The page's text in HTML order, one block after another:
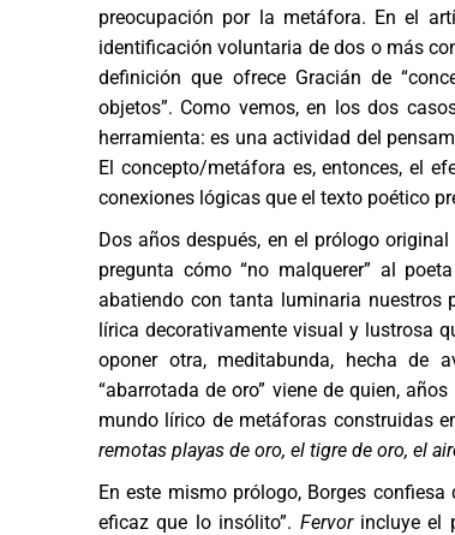
preocupación por la metáfora. En el
identificación voluntaria de dos o más
definición que ofrece Gracián de
objetos”. Como vemos, en los dos
herramienta: es una actividad del
El concepto/metáfora es, entonces, el
conexiones lógicas que el texto poético
Dos años después, en el prólogo original
pregunta cómo “no malquerer” al
abatiendo con tanta luminaria nuestros
lírica decorativamente visual y lustrosa
oponer otra, meditabunda, hecha de
“abarrotada de oro” viene de quien,
mundo lírico de metáforas construidas
remotas playas de oro, el tigre de oro, el
En este mismo prólogo, Borges
eficaz que lo insólito”. Fervorincluye el